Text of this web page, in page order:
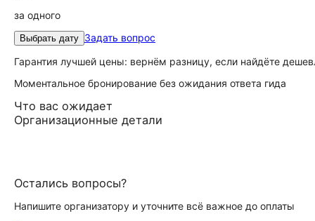
за одного
Выбрать дату Задать вопрос
Гарантия лучшей цены: вернём разницу, если найдёте
Моментальное бронирование без ожидания ответа гида
Что вас ожидает
Организационные детали
Остались вопросы?
Напишите организатору и уточните всё важное до оплаты